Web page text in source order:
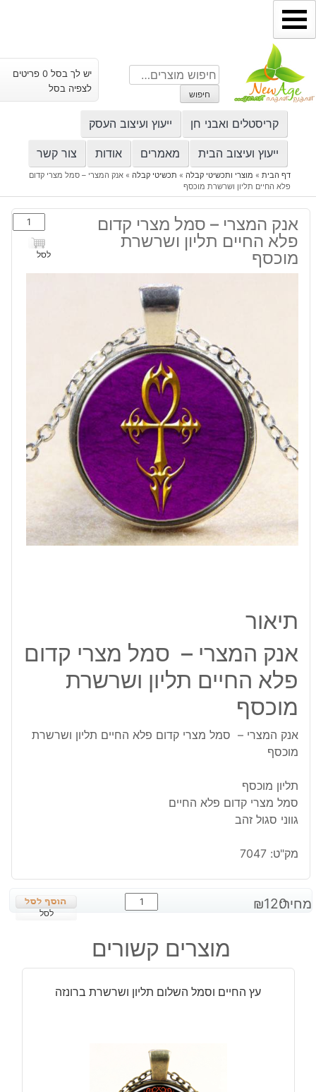
דילוג
לתוכן
חיפוש
עבור:
חיפוש
יש לך בסל 0 פריטים
לצפיה בסל
קריסטלים ואבני חן ייעוץ ועיצוב העסק
ייעוץ ועיצוב הבית מאמרים אודות צור קשר
דף הבית» מוצרי ותכשיטי קבלה» תכשיטי קבלה» אנק המצרי – סמל מצרי קדום
פלא החיים תליון ושרשרת מוכסף
אנק המצרי – סמל מצרי קדום
פלא החיים תליון ושרשרת
מוכסף
כמות
של
אנק
מוכסף
לסל
תיאור
אנק המצרי – סמל מצרי קדום
פלא החיים תליון ושרשרת
מוכסף
אנק המצרי – סמל מצרי קדום פלא החיים תליון ושרשרת
מוכסף
תליון מוכסף
סמל מצרי קדום פלא החיים
גווני סגול זהב
מק"ט: 7047
מחיר: ₪120
כמות
של
המצרי
-
מצרי
החיים
תליון
ושרשרת
לסל
מוצרים קשורים
עץ החיים וסמל השלום תליון ושרשרת ברונזה